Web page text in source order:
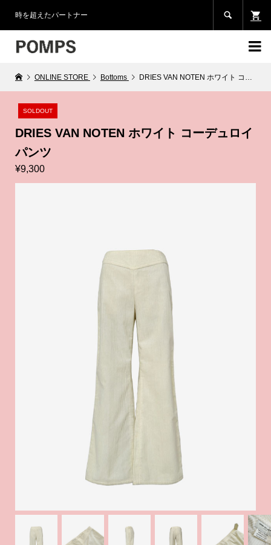
時を超えたパートナー 

ONLINE STORE Bottoms DRIES VAN NOTEN ホワイト コーデュロイ パンツ
SOLDOUT
DRIES VAN NOTEN ホワイト コーデュロイ
パンツ
¥9,300